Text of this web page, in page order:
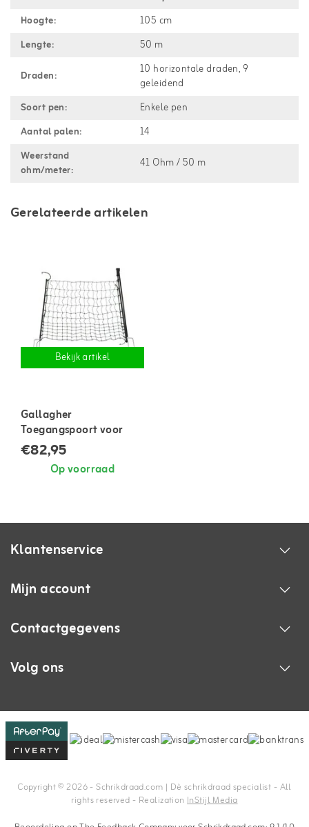
Hoogte:
105 cm
Lengte:
50 m
Draden:
10 horizontale draden, 9
geleidend
Soort pen:
Enkele pen
Aantal palen:
14
Weerstand
ohm/meter:
41 Ohm / 50 m
Gerelateerde artikelen
Bekijk artikel
Gallagher
Toegangspoort voor
netten
€82,95
Op voorraad
Klantenservice
Mijn account
Contactgegevens
Volg ons
Copyright © 2026 - Schrikdraad.com | Dè schrikdraad specialist - All
rights reserved - RealizationInStijl Media